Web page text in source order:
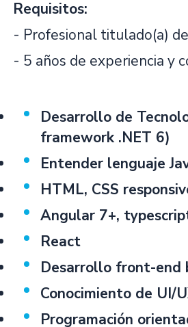
Requisitos:
- Profesional titulado(a)
- 5 años de experiencia y
Desarrollo de
framework .NET 6)
Entender lenguaje
HTML, CSS
Angular 7+,
React
Desarrollo front-end
Conocimiento de UI/
Programación